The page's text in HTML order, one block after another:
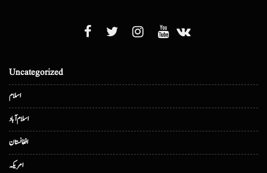
Uncategorized
اسلام
اسلام آباد
افغانستان
امریکہ